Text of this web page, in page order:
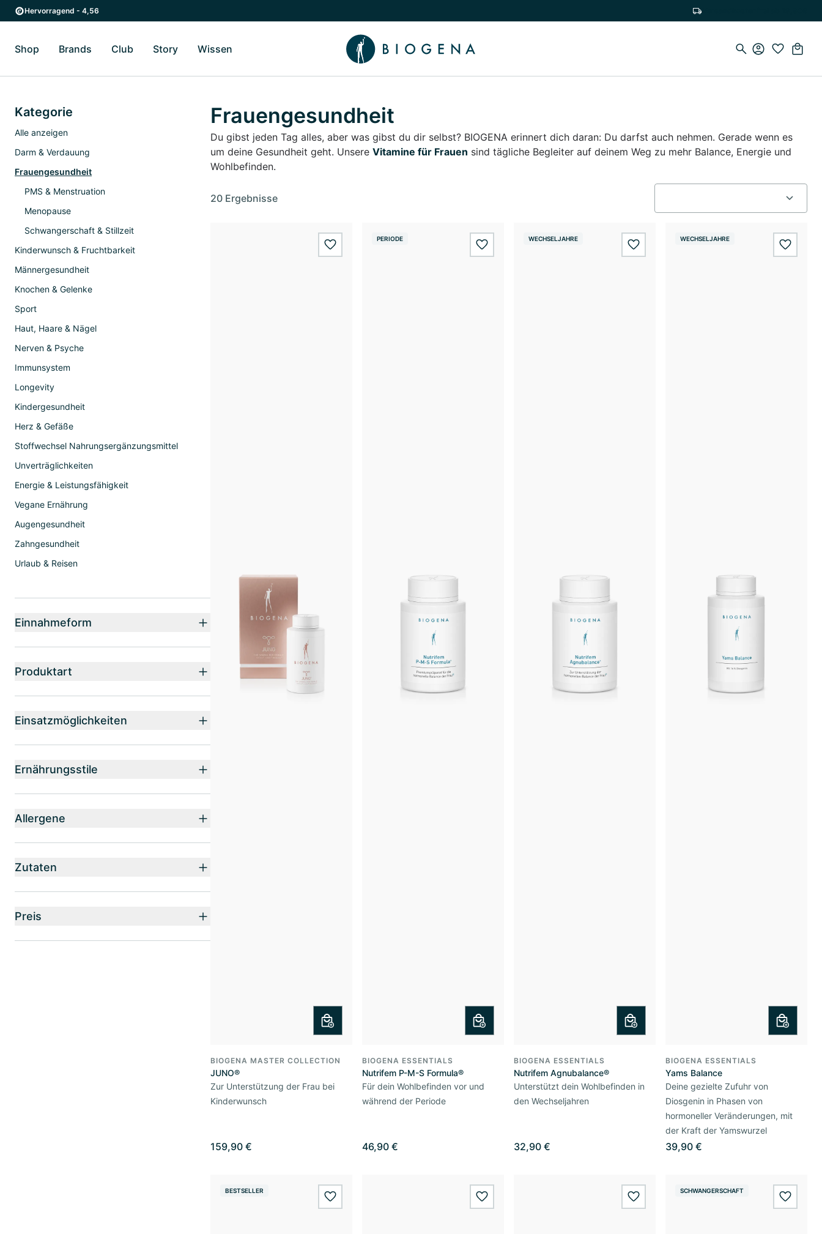
Zum Hauptinhalt springen
Zur Hauptnavigation springen
Hervorragend - 4,56
Shop Zum Untermenü Shop umschalten
Brands Zum Untermenü Brands umschalten
Club Zum Untermenü Club umschalten
Story Zum Untermenü Story umschalten
Wissen Zum Untermenü Wissen umschalten
Frauengesundheit
Du gibst jeden Tag alles, aber was gibst du dir selbst? BIOGENA erinnert dich daran: Du darfst auch nehmen. Gerade wenn es
um deine Gesundheit geht. Unsere Vitamine für Frauen sind tägliche Begleiter auf deinem Weg zu mehr Balance, Energie und
Wohlbefinden.
20 Ergebnisse
wishlist.add
BIOGENA MASTER COLLECTION
JUNO®
Zur Unterstützung der Frau bei
Kinderwunsch
159,90 €
PERIODE
wishlist.add
BIOGENA ESSENTIALS
Nutrifem P-M-S Formula®
Für dein Wohlbefinden vor und
während der Periode
46,90 €
WECHSELJAHRE
wishlist.add
BIOGENA ESSENTIALS
Nutrifem Agnubalance®
Unterstützt dein Wohlbefinden in
den Wechseljahren
32,90 €
WECHSELJAHRE
BIOGENA ESSENTIALS
Yams Balance
Deine gezielte Zufuhr von
Diosgenin in Phasen von
hormoneller Veränderungen, mit
der Kraft der Yamswurzel
39,90 €
BESTSELLER
wishlist.add wishlist.add wishlist.add
SCHWANGERSCHAFT
Kategorie
Alle anzeigen
Darm & Verdauung
Frauengesundheit
PMS & Menstruation
Menopause
Schwangerschaft & Stillzeit
Kinderwunsch & Fruchtbarkeit
Männergesundheit
Knochen & Gelenke
Sport
Haut, Haare & Nägel
Nerven & Psyche
Immunsystem
Longevity
Kindergesundheit
Herz & Gefäße
Stoffwechsel Nahrungsergänzungsmittel
Unverträglichkeiten
Energie & Leistungsfähigkeit
Vegane Ernährung
Augengesundheit
Zahngesundheit
Urlaub & Reisen
Einnahmeform
Produktart
Einsatzmöglichkeiten
Ernährungsstile
Allergene
Zutaten
Preis